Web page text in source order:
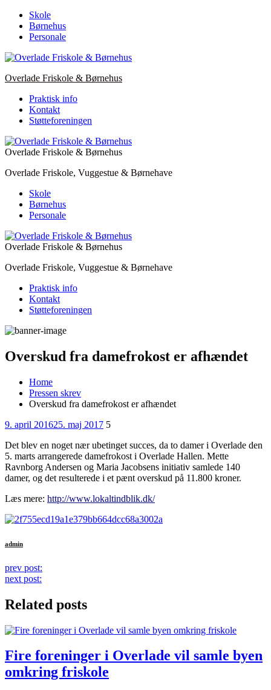
Skip
content
Skole
Børnehus
Personale
Overlade Friskole & Børnehus
Praktisk info
Kontakt
Støtteforeningen
Overlade Friskole & Børnehus
Overlade Friskole, Vuggestue & Børnehave
Skole
Børnehus
Personale
Overlade Friskole & Børnehus
Overlade Friskole, Vuggestue & Børnehave
Praktisk info
Kontakt
Støtteforeningen
Overskud fra damefrokost er afhændet
Home
Pressen skrev
Overskud fra damefrokost er afhændet
Posted
9. april 201625. maj 2017Comments
5
Det blev en noget nær ubetinget succes, da to damer i Overlade den
5. marts arrangerede damefrokost i Overlade Hallen. Mette
Ravnborg Andersen og Maria Jacobsens initiativ samlede 140
damer, og det resulterede i et pænt overskud på 11.800 kroner.
Læs mere: http://www.lokaltindblik.dk/
admin
Continue
Reading
prev post:
next post:
Related posts
Fire foreninger i Overlade vil samle byen
omkring friskole